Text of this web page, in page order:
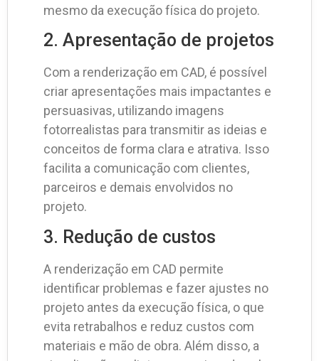
mesmo da execução física do projeto.
2. Apresentação de projetos
Com a renderização em CAD, é possível
criar apresentações mais impactantes e
persuasivas, utilizando imagens
fotorrealistas para transmitir as ideias e
conceitos de forma clara e atrativa. Isso
facilita a comunicação com clientes,
parceiros e demais envolvidos no
projeto.
3. Redução de custos
A renderização em CAD permite
identificar problemas e fazer ajustes no
projeto antes da execução física, o que
evita retrabalhos e reduz custos com
materiais e mão de obra. Além disso, a